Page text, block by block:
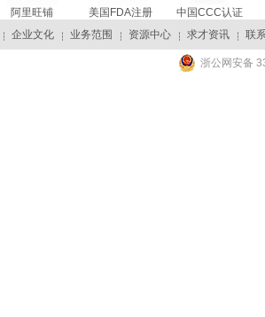
阿里旺铺 美国FDA注册
中国CCC认证
企业文化 业务范围 资源中心 求才资讯 联
浙公网安备